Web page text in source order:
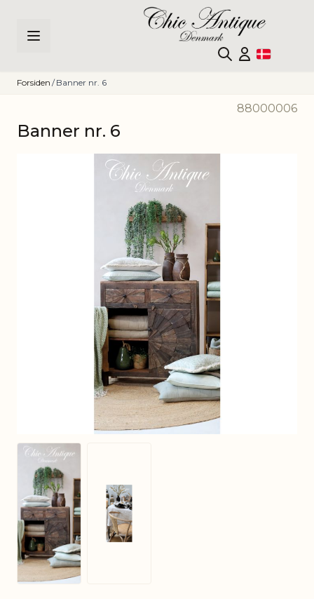
Forsiden / Banner nr. 6
88000006
Banner nr. 6
Click to view image in fullscreen
View larger image
View larger image